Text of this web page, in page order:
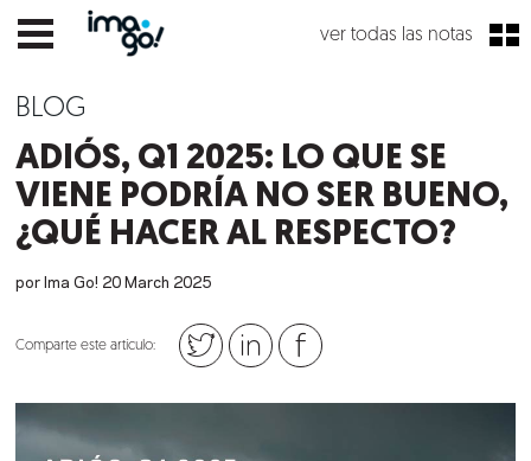
ver todas las notas
BLOG
ADIÓS, Q1 2025: LO QUE SE
VIENE PODRÍA NO SER BUENO,
¿QUÉ HACER AL RESPECTO?
por Ima Go! 20 March 2025
Comparte este artículo: